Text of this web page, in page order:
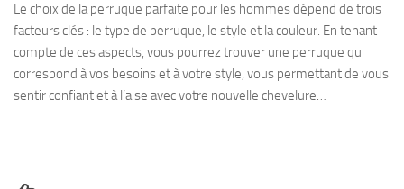
Le choix de la perruque parfaite pour les hommes dépend de trois
facteurs clés : le type de perruque, le style et la couleur. En tenant
compte de ces aspects, vous pourrez trouver une perruque qui
correspond à vos besoins et à votre style, vous permettant de vous
sentir confiant et à l’aise avec votre nouvelle chevelure…